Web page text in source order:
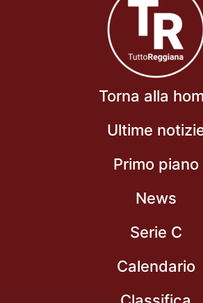
Torna alla
Ultime
Primo piano
News
Serie C
Calendario